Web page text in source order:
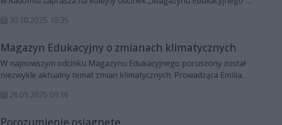
psychologiczno-pedagogicznego, jest dr Maciej Dębski – prezes
współczesnego rodzicielstwa i wychowania, a okazją do spotkania jest
rozpoczęcie kolejnej edycji projektu Strefa wsparcia rodzica i
wychowawcy.
30.10.2025 10:35
Magazyn Edukacyjny o zmianach klimatycznych
W najnowszym odcinku Magazynu Edukacyjnego poruszony został
niezwykle aktualny temat zmian klimatycznych. Prowadząca Emilia
Centrum Doskonalenia Nauczycieli w Radomiu, rozmawia z dr hab.
hab. Tomaszem Witesem, profesorem Uniwersytetu Warszawskiego.
26.09.2025 09:16
Porozumienie osiągnęte